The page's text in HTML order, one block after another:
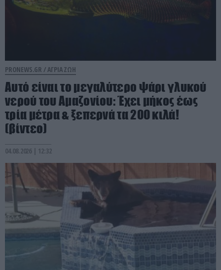
PRONEWS.GR /ΑΓΡΙΑ ΖΩΗ
Αυτό είναι το μεγαλύτερο ψάρι γλυκού
νερού του Αμαζονίου: Έχει μήκος έως
τρία μέτρα & ξεπερνά τα 200 κιλά!
(βίντεο)
04.08.2026 | 12:32